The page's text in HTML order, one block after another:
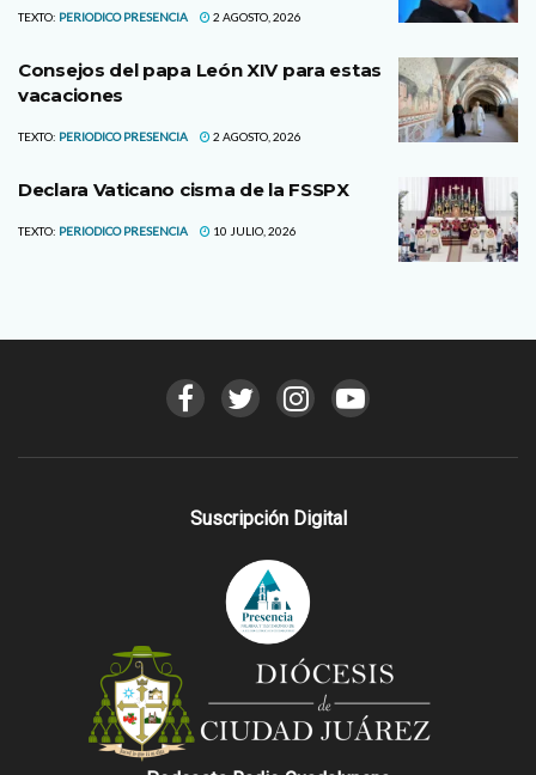
TEXTO: PERIODICO PRESENCIA 2 AGOSTO, 2026
Consejos del papa León XIV para estas
vacaciones
TEXTO: PERIODICO PRESENCIA 2 AGOSTO, 2026
Declara Vaticano cisma de la FSSPX
TEXTO: PERIODICO PRESENCIA 10 JULIO, 2026
Suscripción Digital